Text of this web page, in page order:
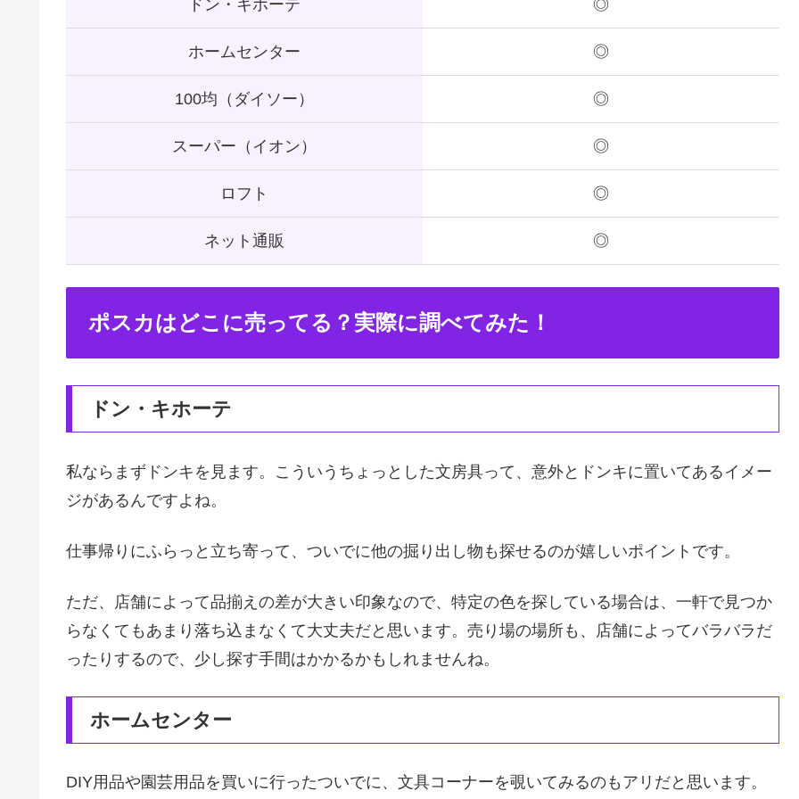
ドン・キホーテ ◎
ホームセンター ◎
100均（ダイソー） ◎
スーパー（イオン） ◎
ロフト ◎
ネット通販 ◎
ポスカはどこに売ってる？実際に調べてみた！
ドン・キホーテ
私ならまずドンキを見ます。こういうちょっとした文房具って、意外とドンキに置いてあるイメー
ジがあるんですよね。
仕事帰りにふらっと立ち寄って、ついでに他の掘り出し物も探せるのが嬉しいポイントです。
ただ、店舗によって品揃えの差が大きい印象なので、特定の色を探している場合は、一軒で見つか
らなくてもあまり落ち込まなくて大丈夫だと思います。売り場の場所も、店舗によってバラバラだ
ったりするので、少し探す手間はかかるかもしれませんね。
ホームセンター
DIY用品や園芸用品を買いに行ったついでに、文具コーナーを覗いてみるのもアリだと思います。